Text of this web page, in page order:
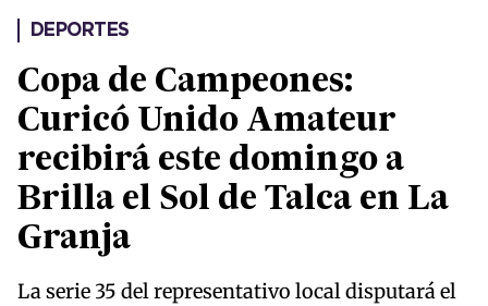
DEPORTES
Copa de Campeones:
Curicó Unido Amateur
recibirá este domingo a
Brilla el Sol de Talca en La
Granja
La serie 35 del representativo local disputará el